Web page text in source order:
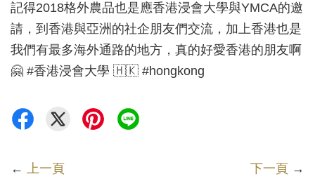
記得2018格外農品也是應香港浸會大學與YMCA的邀
請，到香港與亞洲的社企朋友們交流，加上香港也是
我們有最多海外通路的地方，真的好愛香港的朋友啊
🤗 #香港浸會大學 🇭🇰 #hongkong
← 上一頁 下一頁 →